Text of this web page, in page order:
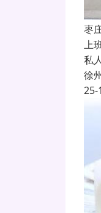
枣
上
私
徐
25-